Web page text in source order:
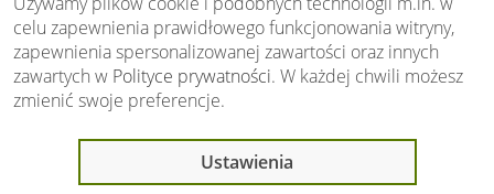
celu zapewnienia prawidłowego funkcjonowania witryny,
zapewnienia spersonalizowanej zawartości oraz innych
zawartych w Polityce prywatności. W każdej chwili możesz
zmienić swoje preferencje.
Ustawienia
Wszelkie prawa zastrzeżone
Stronę oceniło już13706osób.
Otrzymaliśmy4.89pkt. na 5możliwych.
Oceń nas również Ty:
Ostatnio 21 osób
oglądało ten produkt